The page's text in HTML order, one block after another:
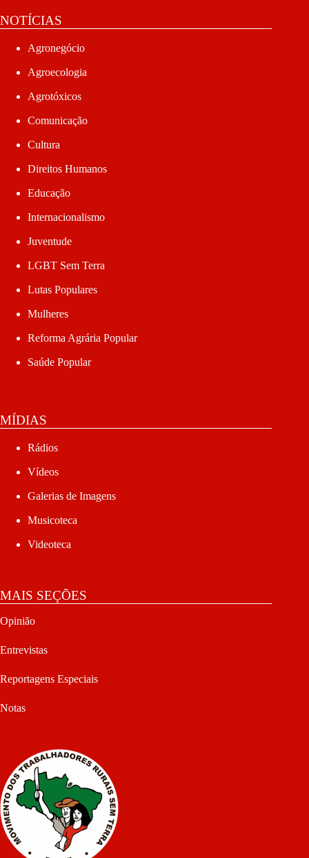
NOTÍCIAS
Agronegócio
Agroecologia
Agrotóxicos
Comunicação
Cultura
Direitos Humanos
Educação
Internacionalismo
Juventude
LGBT Sem Terra
Lutas Populares
Mulheres
Reforma Agrária Popular
Saúde Popular
MÍDIAS
Rádios
Vídeos
Galerias de Imagens
Musicoteca
Videoteca
MAIS SEÇÕES
Opinião
Entrevistas
Reportagens Especiais
Notas